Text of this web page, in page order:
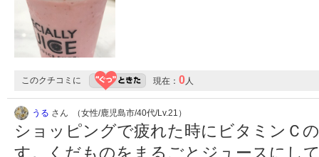
このクチコミに 現在： 0人
うる さん （女性/鹿児島市/40代/Lv.21）
ショッピングで疲れた時にビタミンＣ
す。くだものをまるごとジュースにし